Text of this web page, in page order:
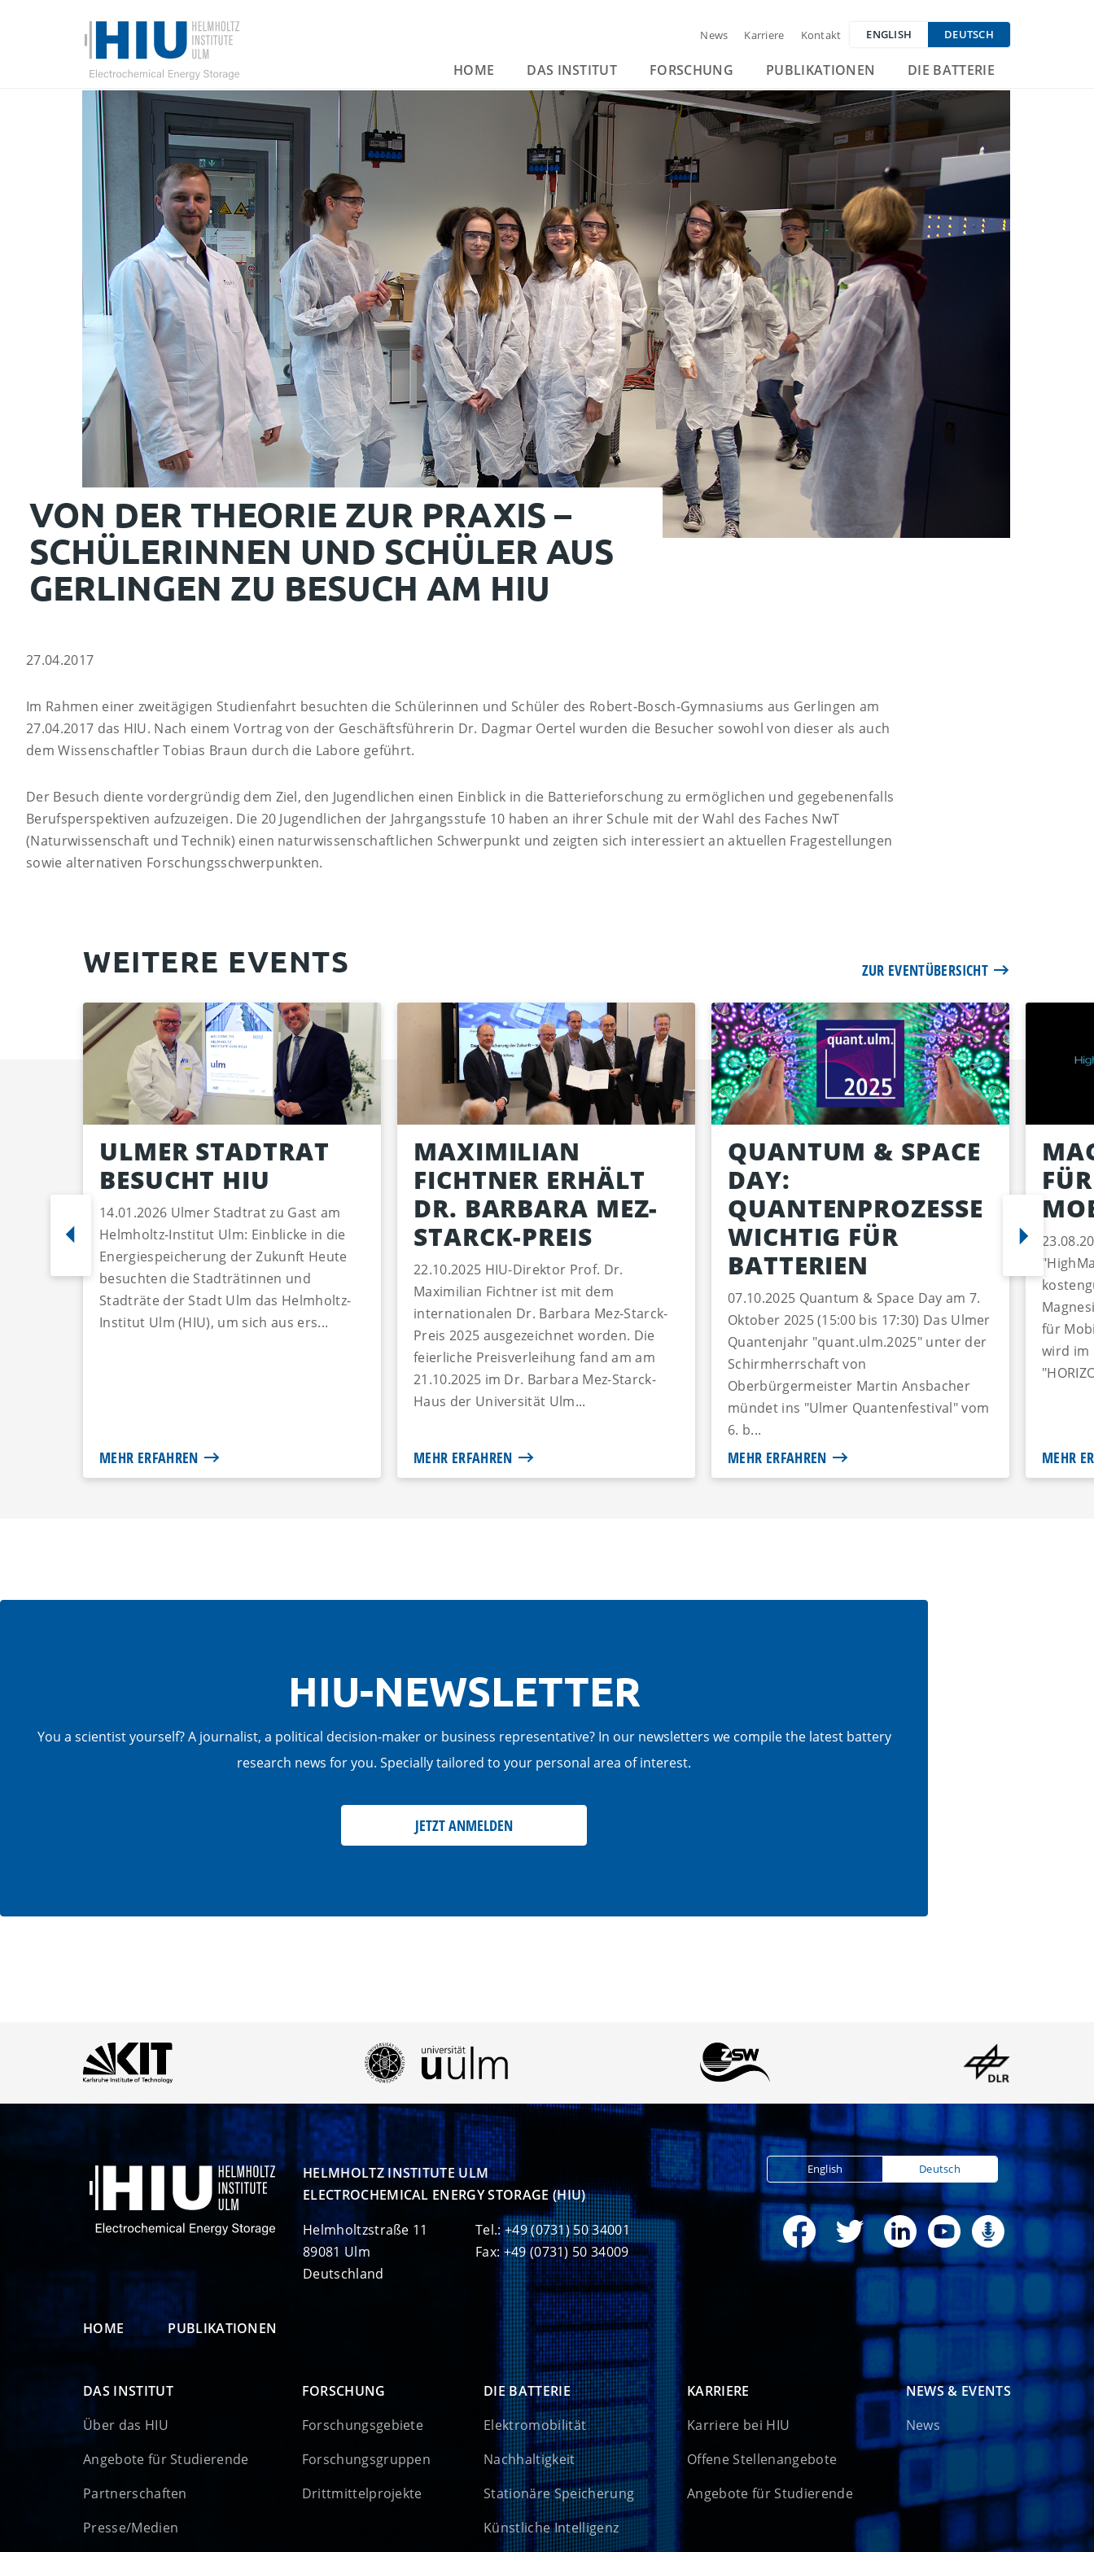
News Karriere Kontakt ENGLISH DEUTSCH
HOME DAS INSTITUT FORSCHUNG PUBLIKATIONEN DIE BATTERIE
VON DER THEO­RIE ZUR PRAXIS –
SCHÜLER­INNEN UND SCHÜLER AUS
GER­LINGEN ZU BESUCH AM HIU
27.04.2017
Im Rahmen einer zweitägigen Studienfahrt besuchten die Schülerinnen und Schüler des Robert-Bosch-Gymnasiums aus Gerlingen am
27.04.2017 das HIU. Nach einem Vortrag von der Geschäftsführerin Dr. Dagmar Oertel wurden die Besucher sowohl von dieser als auch
dem Wissenschaftler Tobias Braun durch die Labore geführt.
Der Besuch diente vordergründig dem Ziel, den Jugendlichen einen Einblick in die Batterieforschung zu ermöglichen und gegebenenfalls
Berufsperspektiven aufzuzeigen. Die 20 Jugendlichen der Jahrgangsstufe 10 haben an ihrer Schule mit der Wahl des Faches NwT
(Naturwissenschaft und Technik) einen naturwissenschaftlichen Schwerpunkt und zeigten sich interessiert an aktuellen Fragestellungen
sowie alternativen Forschungsschwerpunkten.
WEITERE EVENTS ZUR EVENTÜBERSICHT
ULMER STADTRAT
BESUCHT HIU
14.01.2026 Ulmer Stadtrat zu Gast am
Helmholtz-Institut Ulm: Einblicke in die
Energiespeicherung der Zukunft Heute
besuchten die Stadträtinnen und
Stadträte der Stadt Ulm das Helmholtz-
Institut Ulm (HIU), um sich aus ers...
MEHR ERFAHREN
MAXIMILIAN
FICHTNER ERHÄLT
DR. BARBARA MEZ-
STARCK-PREIS
22.10.2025 HIU-Direktor Prof. Dr.
Maximilian Fichtner ist mit dem
internationalen Dr. Barbara Mez-Starck-
Preis 2025 ausgezeichnet worden. Die
feierliche Preisverleihung fand am am
21.10.2025 im Dr. Barbara Mez-Starck-
Haus der Universität Ulm...
MEHR ERFAHREN
QUANTUM & SPACE
DAY:
QUANTENPROZESSE
WICHTIG FÜR
BATTERIEN
07.10.2025 Quantum & Space Day am 7.
Oktober 2025 (15:00 bis 17:30) Das Ulmer
Quantenjahr "quant.ulm.2025" unter der
Schirmherrschaft von
Oberbürgermeister Martin Ansbacher
mündet ins "Ulmer Quantenfestival" vom
6. b...
MEHR ERFAHREN
FÜR
für
wird im
MEHR
HIU-NEWSLETTER
You a scientist yourself? A journalist, a political decision-maker or business representative? In our newsletters we compile the latest battery
research news for you. Specially tailored to your personal area of interest.
JETZT ANMELDEN
HELMHOLTZ INSTITUTE ULM
ELECTROCHEMICAL ENERGY STORAGE (HIU)
Helmholtzstraße 11
89081 Ulm
Deutschland
Tel.: +49 (0731) 50 34001
Fax: +49 (0731) 50 34009
English Deutsch
HOME PUBLIKATIONEN
DAS INSTITUT
Über das HIU
Angebote für Studierende
Partnerschaften
Presse/Medien
FORSCHUNG
Forschungsgebiete
Forschungsgruppen
Drittmittelprojekte
DIE BATTERIE
Elektromobilität
Nachhaltigkeit
Stationäre Speicherung
Künstliche Intelligenz
KARRIERE
Karriere bei HIU
Offene Stellenangebote
Angebote für Studierende
NEWS & EVENTS
News